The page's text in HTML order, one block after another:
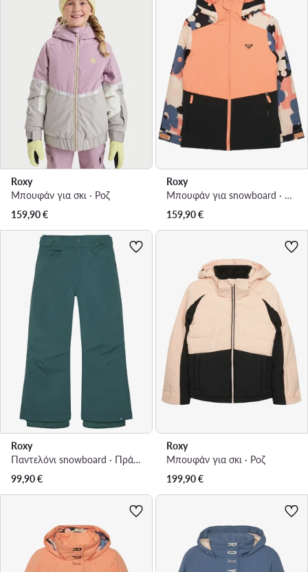
Roxy
Μπουφάν για σκι · Ροζ
159,90€
Roxy
Μπουφάν για snowboard · Κοραλλί
159,90€
Roxy
Παντελόνι snowboard · Πράσινο
99,90€
Roxy
Μπουφάν για σκι · Ροζ
199,90€